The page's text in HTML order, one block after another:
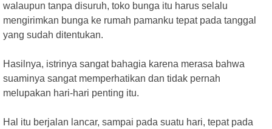
walaupun tanpa disuruh, toko bunga itu harus selalu
mengirimkan bunga ke rumah pamanku tepat pada tanggal
yang sudah ditentukan.
Hasilnya, istrinya sangat bahagia karena merasa bahwa
suaminya sangat memperhatikan dan tidak pernah
melupakan hari-hari penting itu.
Hal itu berjalan lancar, sampai pada suatu hari, tepat pada